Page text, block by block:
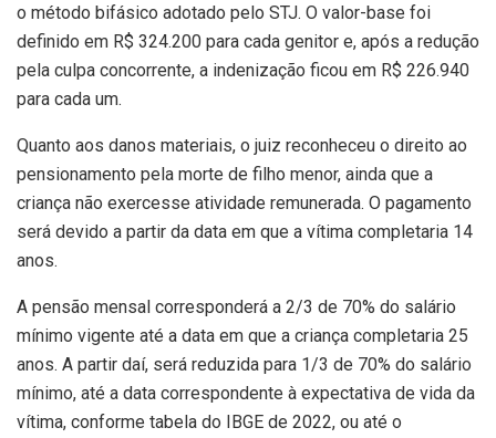
o método bifásico adotado pelo STJ. O valor-base foi
definido em R$ 324.200 para cada genitor e, após a redução
pela culpa concorrente, a indenização ficou em R$ 226.940
para cada um.
Quanto aos danos materiais, o juiz reconheceu o direito ao
pensionamento pela morte de filho menor, ainda que a
criança não exercesse atividade remunerada. O pagamento
será devido a partir da data em que a vítima completaria 14
anos.
A pensão mensal corresponderá a 2/3 de 70% do salário
mínimo vigente até a data em que a criança completaria 25
anos. A partir daí, será reduzida para 1/3 de 70% do salário
mínimo, até a data correspondente à expectativa de vida da
vítima, conforme tabela do IBGE de 2022, ou até o